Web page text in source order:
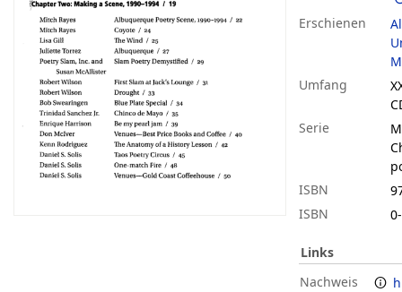
Erschienen
Umfang
Serie
ISBN
ISBN
Links
Nachweis